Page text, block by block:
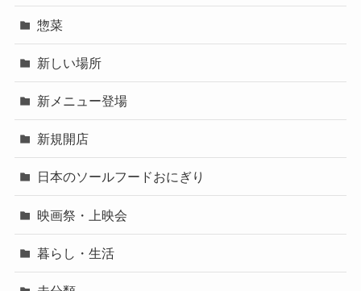
惣菜
新しい場所
新メニュー登場
新規開店
日本のソールフードおにぎり
映画祭・上映会
暮らし・生活